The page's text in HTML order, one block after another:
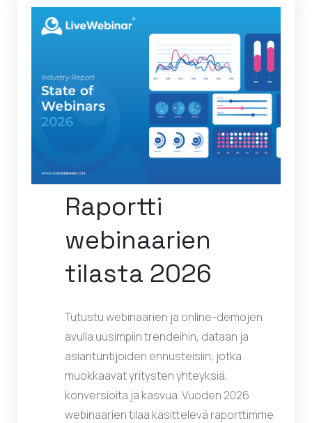
Raportti
webinaarien
tilasta 2026
Tutustu webinaarien ja online-demojen
avulla uusimpiin trendeihin, dataan ja
asiantuntijoiden ennusteisiin, jotka
muokkaavat yritysten yhteyksiä,
konversioita ja kasvua. Vuoden 2026
webinaarien tilaa käsittelevä raporttimme